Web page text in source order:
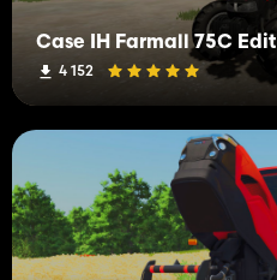
Case IH Farmall 75C Edit
4 152